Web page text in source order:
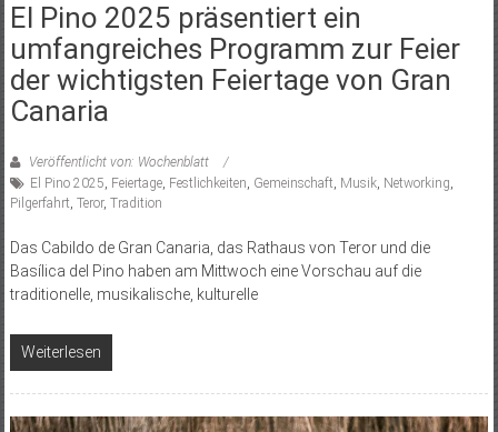
El Pino 2025 präsentiert ein
umfangreiches Programm zur Feier
der wichtigsten Feiertage von Gran
Canaria
Veröffentlicht von: Wochenblatt
El Pino 2025, Feiertage, Festlichkeiten, Gemeinschaft, Musik, Networking,
Pilgerfahrt, Teror, Tradition
Das Cabildo de Gran Canaria, das Rathaus von Teror und die
Basílica del Pino haben am Mittwoch eine Vorschau auf die
traditionelle, musikalische, kulturelle
Weiterlesen